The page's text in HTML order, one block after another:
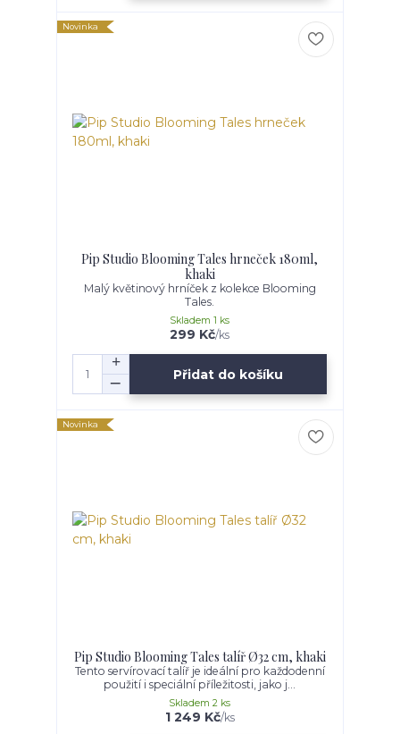
Novinka
Pip Studio Blooming Tales hrneček 180ml,
khaki
Malý květinový hrníček z kolekce Blooming
Tales.
299 Kč/ks
Skladem 1 ks
Přidat do košíku
Novinka
Pip Studio Blooming Tales talíř Ø32 cm, khaki
Tento servírovací talíř je ideální pro každodenní
použití i speciální příležitosti, jako j...
1 249 Kč/ks
Skladem 2 ks